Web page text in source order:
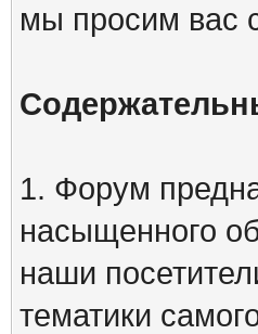
мы просим вас
1. Форум
насыщенного
наши
тематики